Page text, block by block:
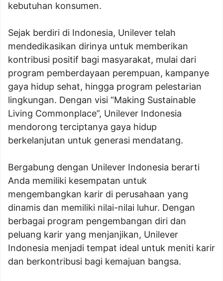
kebutuhan konsumen.
Sejak berdiri di Indonesia, Unilever telah
mendedikasikan dirinya untuk memberikan
kontribusi positif bagi masyarakat, mulai dari
program pemberdayaan perempuan, kampanye
gaya hidup sehat, hingga program pelestarian
lingkungan. Dengan visi “Making Sustainable
Living Commonplace”, Unilever Indonesia
mendorong terciptanya gaya hidup
berkelanjutan untuk generasi mendatang.
Bergabung dengan Unilever Indonesia berarti
Anda memiliki kesempatan untuk
mengembangkan karir di perusahaan yang
dinamis dan memiliki nilai-nilai luhur. Dengan
berbagai program pengembangan diri dan
peluang karir yang menjanjikan, Unilever
Indonesia menjadi tempat ideal untuk meniti karir
dan berkontribusi bagi kemajuan bangsa.